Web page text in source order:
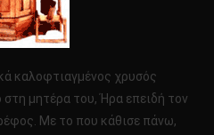
καλοφτιαγμένος χρυσός
μητέρα του, Ήρα επειδή τον
Με το που κάθισε πάνω,